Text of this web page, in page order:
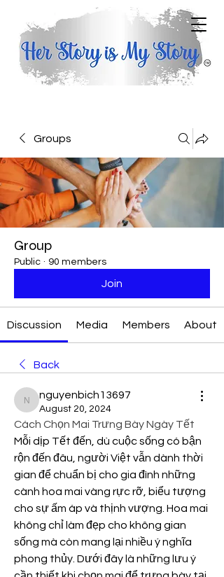
Groups
Group
Public · 90 members
Join
Discussion Media Members About
Back
nguyenbich13697
nguyenbich13697
August 20, 2024
Cách Chọn Mai Trưng Bày Ngày Tết
Mỗi dịp Tết đến, dù cuộc sống có bận
rộn đến đâu, người Việt vẫn dành thời
gian để chuẩn bị cho gia đình những
cành hoa mai vàng rực rỡ, biểu tượng
cho sự ấm áp và thịnh vượng. Hoa mai
không chỉ làm đẹp cho không gian
sống mà còn mang lại nhiều ý nghĩa
phong thủy. Dưới đây là những lưu ý